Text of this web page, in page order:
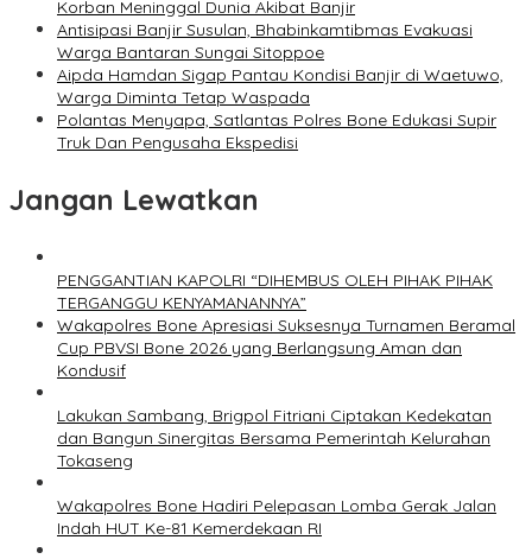
Korban Meninggal Dunia Akibat Banjir
Antisipasi Banjir Susulan, Bhabinkamtibmas Evakuasi
Warga Bantaran Sungai Sitoppoe
Aipda Hamdan Sigap Pantau Kondisi Banjir di Waetuwo,
Warga Diminta Tetap Waspada
Polantas Menyapa, Satlantas Polres Bone Edukasi Supir
Truk Dan Pengusaha Ekspedisi
Jangan Lewatkan
PENGGANTIAN KAPOLRI “DIHEMBUS OLEH PIHAK PIHAK
TERGANGGU KENYAMANANNYA”
Wakapolres Bone Apresiasi Suksesnya Turnamen Beramal
Cup PBVSI Bone 2026 yang Berlangsung Aman dan
Kondusif
Lakukan Sambang, Brigpol Fitriani Ciptakan Kedekatan
dan Bangun Sinergitas Bersama Pemerintah Kelurahan
Tokaseng
Wakapolres Bone Hadiri Pelepasan Lomba Gerak Jalan
Indah HUT Ke-81 Kemerdekaan RI